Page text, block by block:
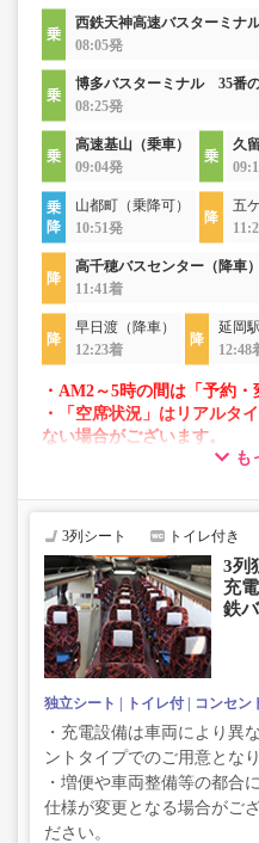
西鉄天神高速バスターミナ
08:05発
博多バスターミナル 35番
08:25発
高速基山（乗車）
09:04発
久
山都町（乗降可）
10:51発
五
高千穂バスセンター（降車）
11:41着
早日渡（降車）
12:23着
延岡
12:48
・AM2～5時の間は「予約・
・「空席状況」はリアルタ
ない場合がございます。
・車両は予告なく変更とな
で、あらかじめご了承くだ
も
3列シート トイレ付き
3列
充
鉄
独立シート トイレ付 コンセン
・充電設備は車両により異
ントタイプでのご用意となり
・増便や車両整備等の都合
仕様が変更となる場合がご
ださい。